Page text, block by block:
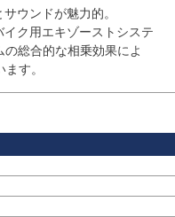
ウンドが魅力的。
ク用エキゾーストシステ
総合的な相乗効果によ
す。